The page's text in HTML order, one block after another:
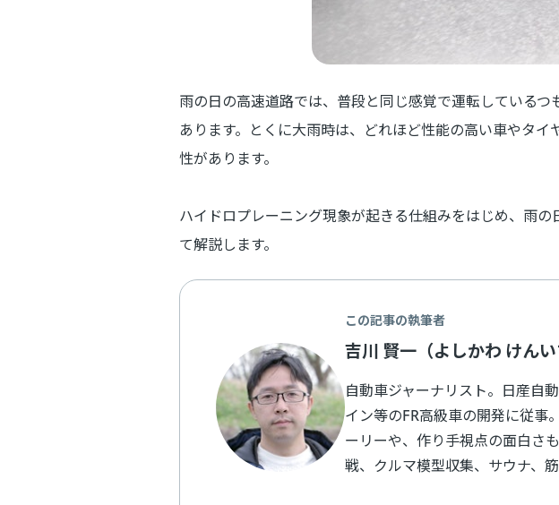
雨の日の高速道路では、普段と同じ感覚で運転している
あります。とくに大雨時は、どれほど性能の高い車やタイ
性があります。
ハイドロプレーニング現象が起きる仕組みをはじめ、雨
て解説します。
この記事の執筆者
吉川 賢一（よしかわ けんい
自動車ジャーナリスト。日産自
イン等のFR高級車の開発に従事
ーリーや、作り手視点の面白さ
戦、クルマ模型収集、サウナ、筋